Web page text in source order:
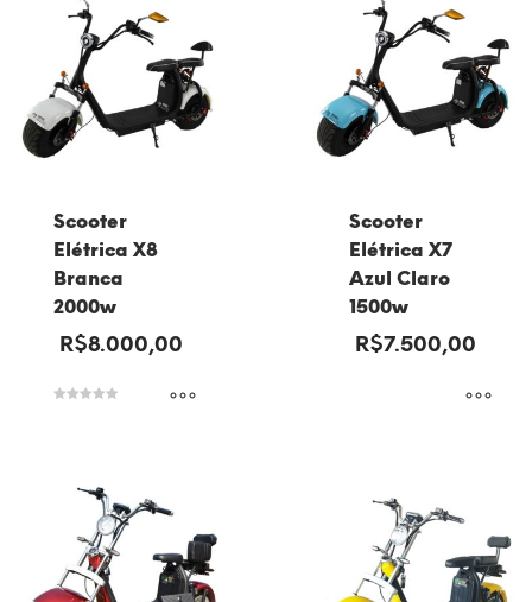
Scooter
Elétrica X8
Branca
2000w
R$8.000,00
Scooter
Elétrica X7
Azul Claro
1500w
R$7.500,00